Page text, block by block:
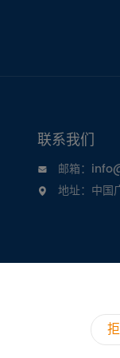
联系我们
邮箱：
地址：中国